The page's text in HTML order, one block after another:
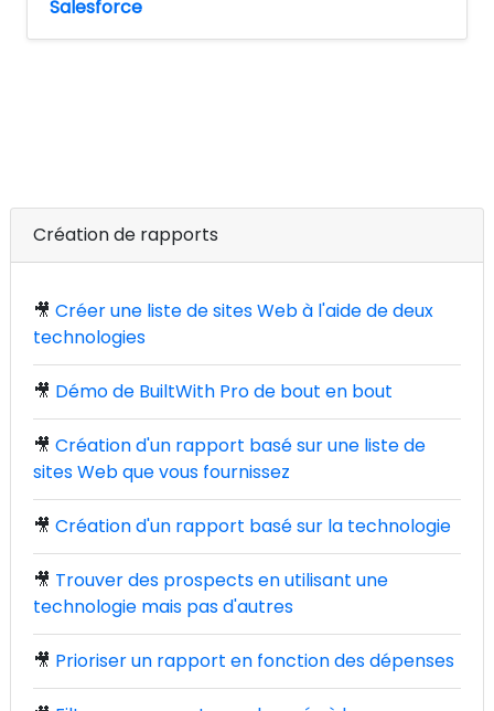
Salesforce
Création de rapports
🎥 Créer une liste de sites Web à l'aide de deux
technologies
🎥 Démo de BuiltWith Pro de bout en bout
🎥 Création d'un rapport basé sur une liste de
sites Web que vous fournissez
🎥 Création d'un rapport basé sur la technologie
🎥 Trouver des prospects en utilisant une
technologie mais pas d'autres
🎥 Prioriser un rapport en fonction des dépenses